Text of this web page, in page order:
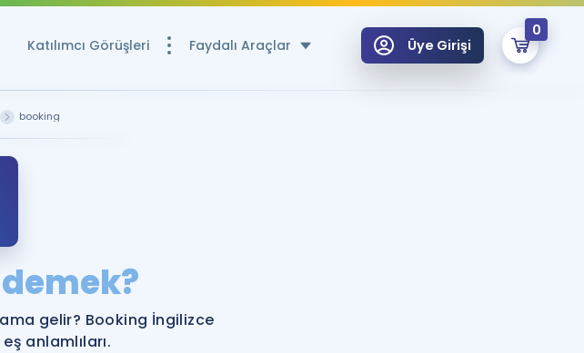
Katılımcı Görüşleri Faydalı Araçlar
YDS ve YÖKDİL Puan Hesaplama Aracı
Rehberlik Aracı
YDS ve YÖKDİL'e Hazırlananlar için Öneriler
Üye Girişi
0
booking
gelir? Booking İngilizce
anlamlıları.